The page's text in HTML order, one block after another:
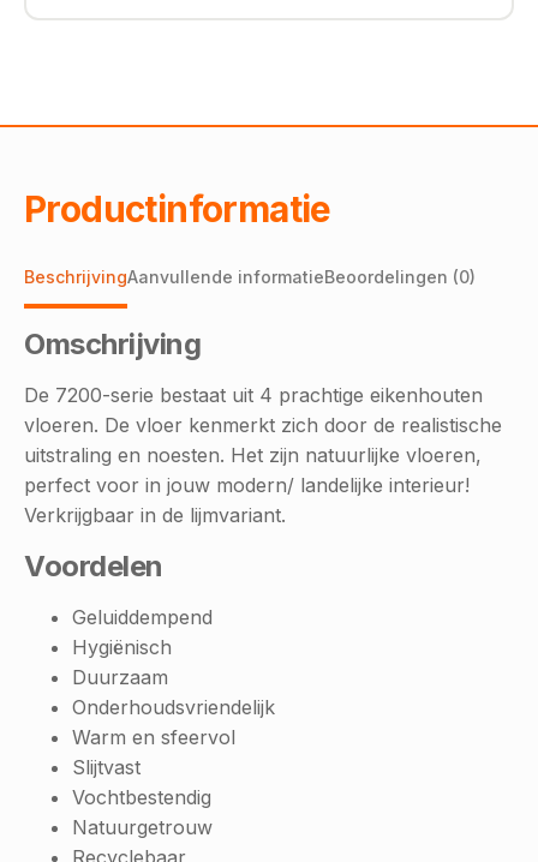
Productinformatie
BeschrijvingAanvullende informatieBeoordelingen (0)
Omschrijving
De 7200-serie bestaat uit 4 prachtige eikenhouten
vloeren. De vloer kenmerkt zich door de realistische
uitstraling en noesten. Het zijn natuurlijke vloeren,
perfect voor in jouw modern/ landelijke interieur!
Verkrijgbaar in de lijmvariant.
Voordelen
Geluiddempend
Hygiënisch
Duurzaam
Onderhoudsvriendelijk
Warm en sfeervol
Slijtvast
Vochtbestendig
Natuurgetrouw
Recyclebaar